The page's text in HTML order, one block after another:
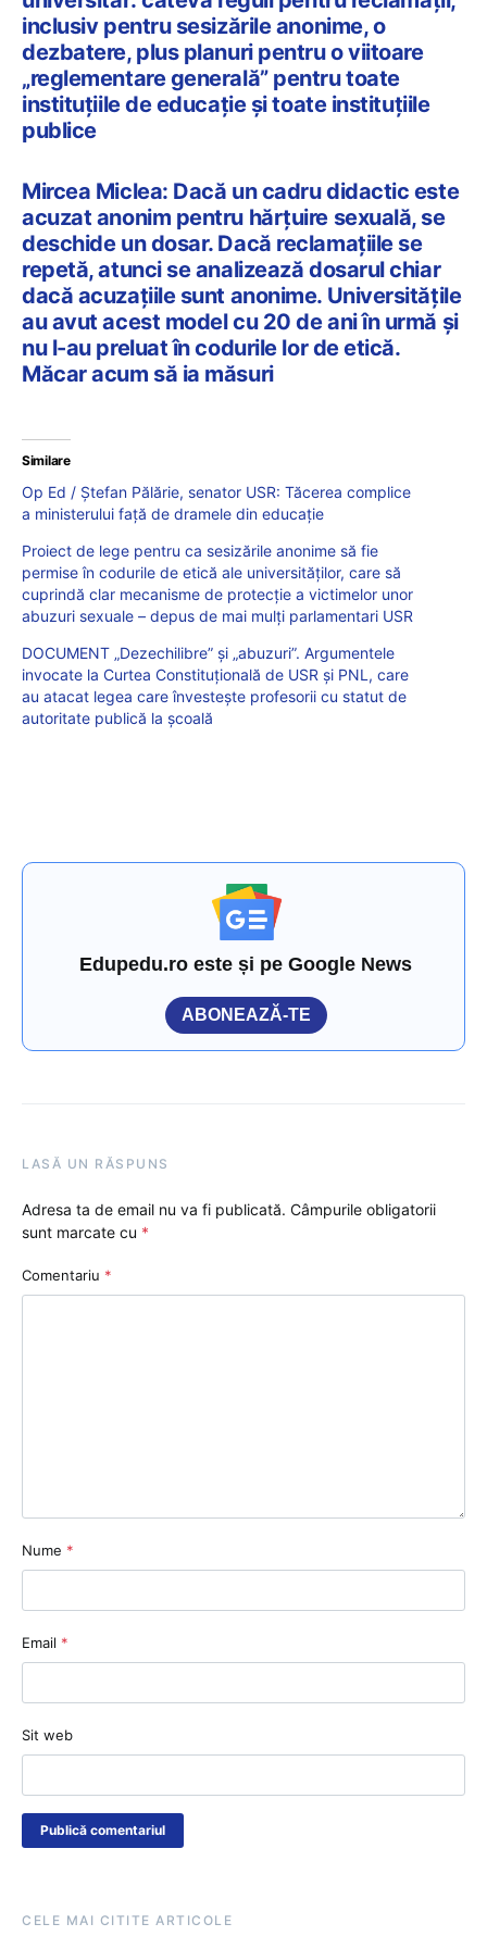
inclusiv pentru sesizările anonime, o
dezbatere, plus planuri pentru o viitoare
„reglementare generală” pentru toate
instituțiile de educație și toate instituțiile
publice
Mircea Miclea: Dacă un cadru didactic este
acuzat anonim pentru hărțuire sexuală, se
deschide un dosar. Dacă reclamațiile se
repetă, atunci se analizează dosarul chiar
dacă acuzațiile sunt anonime. Universitățile
au avut acest model cu 20 de ani în urmă și
nu l-au preluat în codurile lor de etică.
Măcar acum să ia măsuri
Similare
Op Ed / Ștefan Pălărie, senator USR: Tăcerea complice
a ministerului față de dramele din educație
Proiect de lege pentru ca sesizările anonime să fie
permise în codurile de etică ale universităților, care să
cuprindă clar mecanisme de protecție a victimelor unor
abuzuri sexuale – depus de mai mulți parlamentari USR
DOCUMENT „Dezechilibre” și „abuzuri”. Argumentele
invocate la Curtea Constituțională de USR și PNL, care
au atacat legea care învestește profesorii cu statut de
autoritate publică la școală
Edupedu.ro este și pe Google News
ABONEAZĂ-TE
LASĂ UN RĂSPUNS
Adresa ta de email nu va fi publicată. Câmpurile obligatorii
sunt marcate cu *
Comentariu *
Nume *
Email *
Sit web
CELE MAI CITITE ARTICOLE